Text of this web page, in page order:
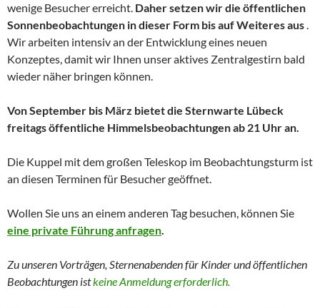
wenige Besucher erreicht. Daher setzen wir die öffentlichen
Sonnenbeobachtungen in dieser Form bis auf Weiteres aus.
Wir arbeiten intensiv an der Entwicklung eines neuen
Konzeptes, damit wir Ihnen unser aktives Zentralgestirn bald
wieder näher bringen können.
Von September bis März bietet die Sternwarte Lübeck
freitags öffentliche Himmelsbeobachtungen ab 21 Uhr an.
Die Kuppel mit dem großen Teleskop im Beobachtungsturm ist
an diesen Terminen für Besucher geöffnet.
Wollen Sie uns an einem anderen Tag besuchen, können Sie
eine private Führung anfragen.
Zu unseren Vorträgen, Sternenabenden für Kinder undöffentlichen
Beobachtungen istkeine Anmeldung erforderlich.